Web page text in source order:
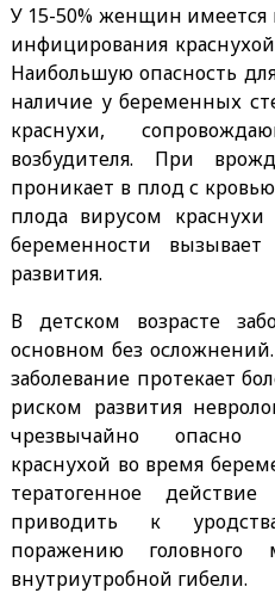
У 15-50% женщин имеется
инфицирования
Наибольшую опасность
наличие у беременных
краснухи,
возбудителя. При
проникает в плод с
плода вирусом
беременности
развития.
В детском возрасте
основном без
заболевание протекает
риском развития
чрезвычайно опасно
краснухой во время
тератогенное
приводить к
поражению
внутриутробной гибели.